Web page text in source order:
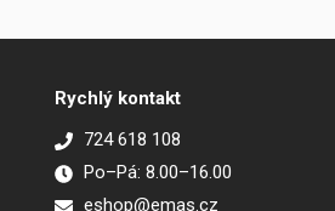
Rychlý kontakt
724 618 108
Po–Pá: 8.00–16.00
eshop@emas.cz